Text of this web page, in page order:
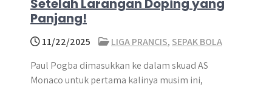
Setelah Larangan Doping yang
Panjang!
11/22/2025 LIGA PRANCIS, SEPAK BOLA
Paul Pogba dimasukkan ke dalam skuad AS
Monaco untuk pertama kalinya musim ini,